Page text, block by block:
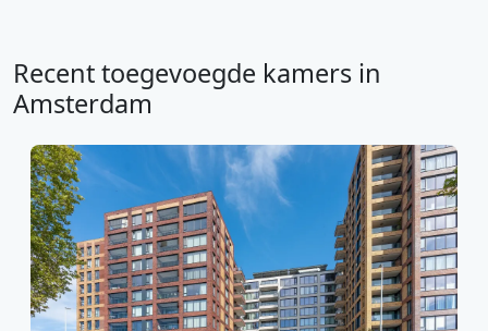
Recent toegevoegde kamers in
Amsterdam